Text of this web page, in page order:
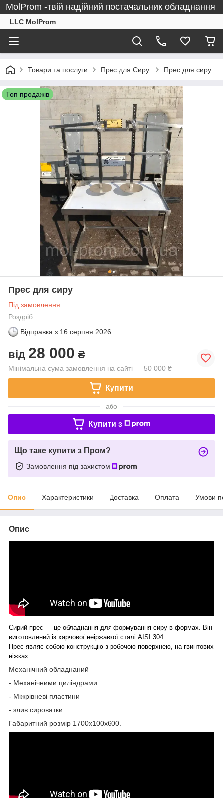
MolProm -твій надійний постачальник обладнання
LLC MolProm
Товари та послуги Прес для Сиру. Прес для сиру
Топ продажів
Прес для сиру
Під замовлення
Роздріб
Відправка з 16 серпня 2026
від 28 000 ₴
Мінімальна сума замовлення на сайті — 50 000 ₴
Купити
або
Купити з
Що таке купити з Пром?
Замовлення під захистом
Опис Характеристики Доставка Оплата Умови
Опис
Сирий прес — це обладнання для формування сиру в формах. Він
виготовлений із харчової неіржавкої сталі AISI 304
Прес являє собою конструкцію з робочою поверхнею, на гвинтових
ніжках.
Механічний обладнаний
- Механічними циліндрами
- Міжрівневі пластини
- злив сироватки.
Габаритний розмір 1700х100х600.